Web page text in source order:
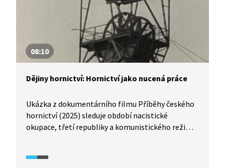
08:10
Dějiny hornictví: Hornictví jako nucená práce
Ukázka z dokumentárního filmu Příběhy českého
hornictví (2025) sleduje období nacistické
okupace, třetí republiky a komunistického režimu,
později pro nepřátele Sovětského svazu